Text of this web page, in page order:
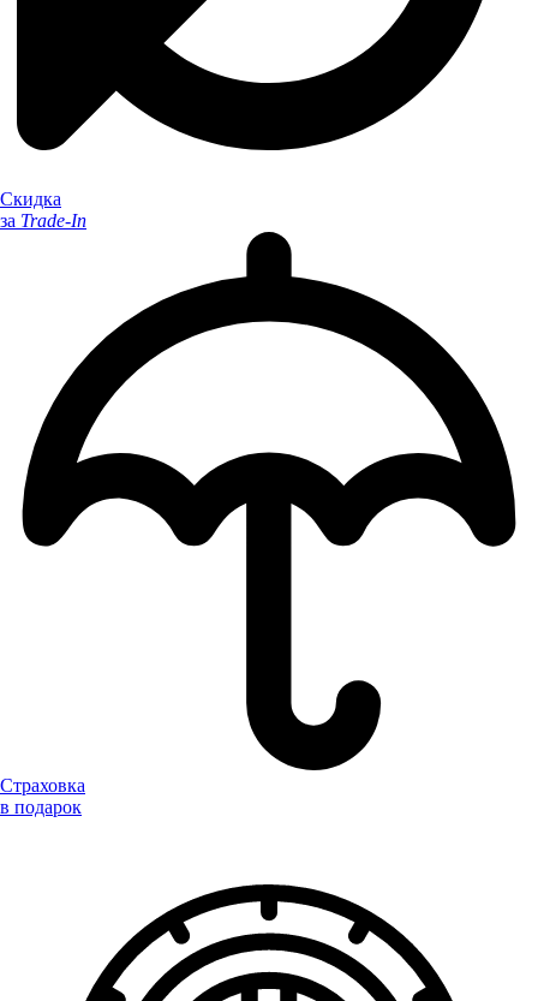
Скидка
за Trade-In
Страховка
в подарок